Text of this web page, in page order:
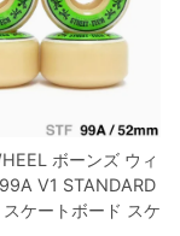
ボーンズ ウィ
V1 STANDARD
スケートボード スケ
ト）